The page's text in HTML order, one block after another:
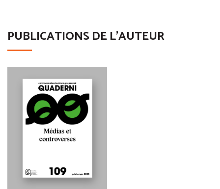
PUBLICATIONS DE L'AUTEUR